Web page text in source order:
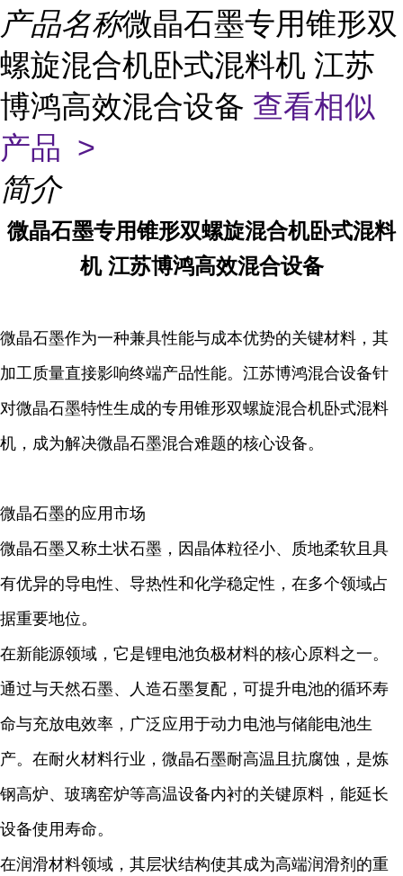
产品名称微晶石墨专用锥形双
螺旋混合机卧式混料机 江苏
博鸿高效混合设备 查看相似
产品 >
简介
微晶石墨专用锥形双螺旋混合机卧式混料
机 江苏博鸿高效混合设备
微晶石墨作为一种兼具性能与成本优势的关键材料，其
加工质量直接影响终端产品性能。江苏博鸿混合设备针
对微晶石墨特性生成的专用锥形双螺旋混合机卧式混料
机，成为解决微晶石墨混合难题的核心设备。
微晶石墨的应用市场
微晶石墨又称土状石墨，因晶体粒径小、质地柔软且具
有优异的导电性、导热性和化学稳定性，在多个领域占
据重要地位。
在新能源领域，它是锂电池负极材料的核心原料之一。
通过与天然石墨、人造石墨复配，可提升电池的循环寿
命与充放电效率，广泛应用于动力电池与储能电池生
产。在耐火材料行业，微晶石墨耐高温且抗腐蚀，是炼
钢高炉、玻璃窑炉等高温设备内衬的关键原料，能延长
设备使用寿命。
在润滑材料领域，其层状结构使其成为高端润滑剂的重